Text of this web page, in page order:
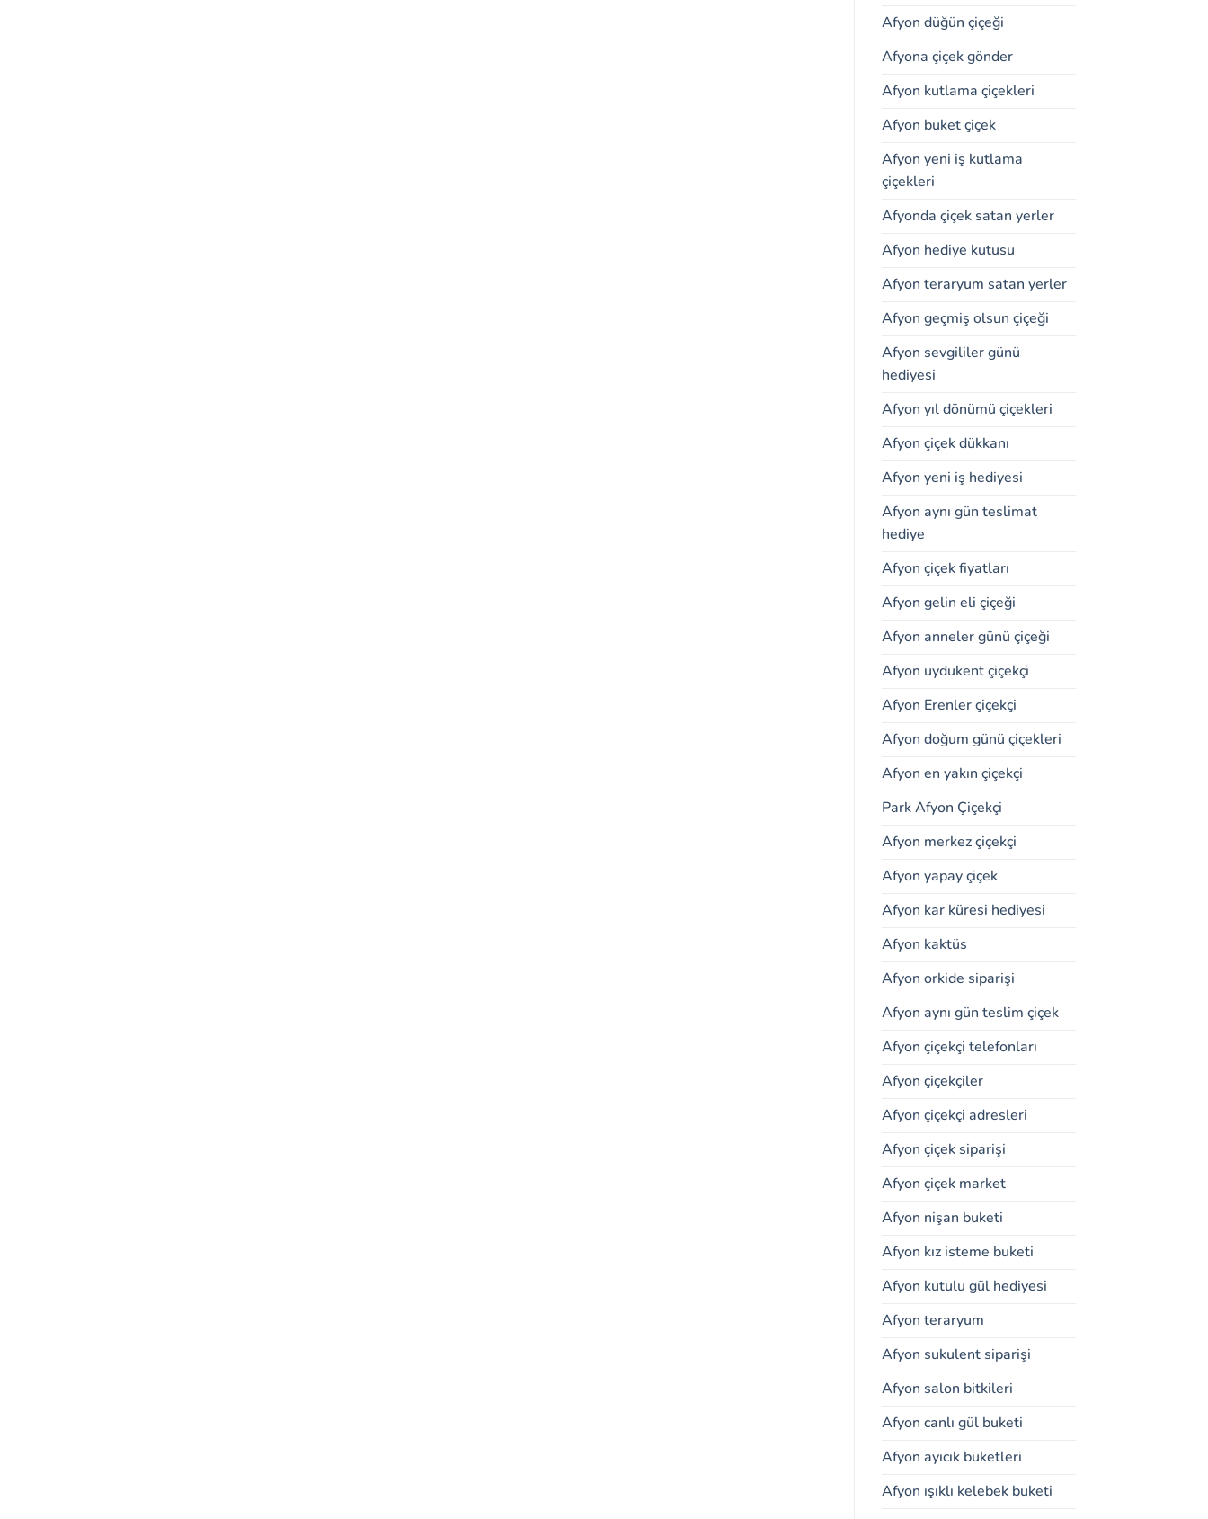
Afyon düğün çiçeği
Afyona çiçek gönder
Afyon kutlama çiçekleri
Afyon buket çiçek
Afyon yeni iş kutlama
çiçekleri
Afyonda çiçek satan yerler
Afyon hediye kutusu
Afyon teraryum satan yerler
Afyon geçmiş olsun çiçeği
Afyon sevgililer günü
hediyesi
Afyon yıl dönümü çiçekleri
Afyon çiçek dükkanı
Afyon yeni iş hediyesi
Afyon aynı gün teslimat
hediye
Afyon çiçek fiyatları
Afyon gelin eli çiçeği
Afyon anneler günü çiçeği
Afyon uydukent çiçekçi
Afyon Erenler çiçekçi
Afyon doğum günü çiçekleri
Afyon en yakın çiçekçi
Park Afyon Çiçekçi
Afyon merkez çiçekçi
Afyon yapay çiçek
Afyon kar küresi hediyesi
Afyon kaktüs
Afyon orkide siparişi
Afyon aynı gün teslim çiçek
Afyon çiçekçi telefonları
Afyon çiçekçiler
Afyon çiçekçi adresleri
Afyon çiçek siparişi
Afyon çiçek market
Afyon nişan buketi
Afyon kız isteme buketi
Afyon kutulu gül hediyesi
Afyon teraryum
Afyon sukulent siparişi
Afyon salon bitkileri
Afyon canlı gül buketi
Afyon ayıcık buketleri
Afyon ışıklı kelebek buketi